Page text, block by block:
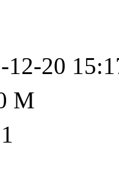
12-20
M